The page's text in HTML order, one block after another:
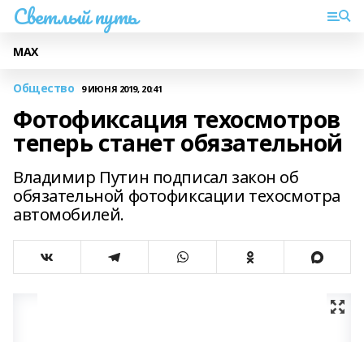
Светлый путь
МАХ
Общество 9 ИЮНЯ 2019, 20:41
Фотофиксация техосмотров
теперь станет обязательной
Владимир Путин подписал закон об
обязательной фотофиксации техосмотра
автомобилей.